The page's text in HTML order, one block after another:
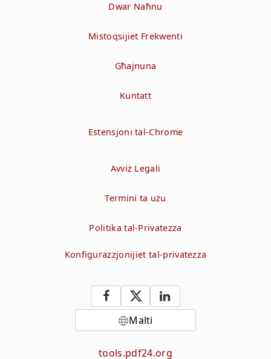
Dwar Naħnu
Mistoqsijiet Frekwenti
Għajnuna
Kuntatt
Estensjoni tal-Chrome
Avviż Legali
Termini ta użu
Politika tal-Privatezza
Konfigurazzjonijiet tal-privatezza
Malti
tools.pdf24.org